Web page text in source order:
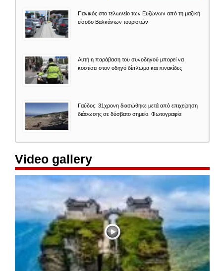
Πανικός στο τελωνείο των Ευζώνων από τη μαζική
είσοδο Βαλκάνιων τουριστών
Αυτή η παράβαση του συνοδηγού μπορεί να
κοστίσει στον οδηγό δίπλωμα και πινακίδες
Γαύδος: 31χρονη διασώθηκε μετά από επιχείρηση
διάσωσης σε δύσβατο σημείο. Φωτογραφία
Video gallery